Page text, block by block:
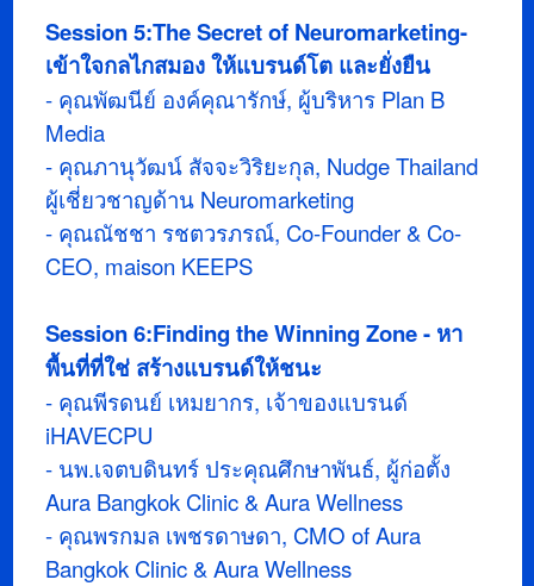
Session 5:The Secret of Neuromarketing-
เข้าใจกลไกสมอง ให้แบรนด์โต และยั่งยืน
- คุณพัฒนีย์ องค์คุณารักษ์, ผู้บริหาร Plan B
Media
- คุณภานุวัฒน์ สัจจะวิริยะกุล, Nudge Thailand
ผู้เชี่ยวชาญด้าน Neuromarketing
- คุณณัชชา รชตวรภรณ์, Co-Founder & Co-
CEO, maison KEEPS
Session 6:Finding the Winning Zone - หา
พื้นที่ที่ใช่ สร้างแบรนด์ให้ชนะ
- คุณพีรดนย์ เหมยากร, เจ้าของแบรนด์
iHAVECPU
- นพ.เจตบดินทร์ ประคุณศึกษาพันธ์, ผู้ก่อตั้ง
Aura Bangkok Clinic & Aura Wellness
- คุณพรกมล เพชรดาษดา, CMO of Aura
Bangkok Clinic & Aura Wellness